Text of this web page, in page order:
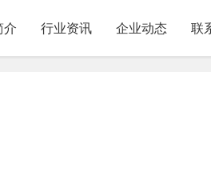
介 行业资讯 企业动态 联